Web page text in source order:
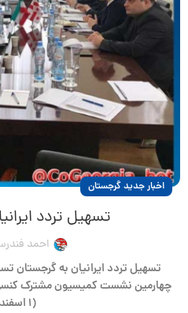
اخبار جدید گرجستان
تسهیل تردد
احمد
تسهیل تردد ایرانیان به گرجستان
چهارمین نشست کمیسیون مشترک
(۱ اسفند...